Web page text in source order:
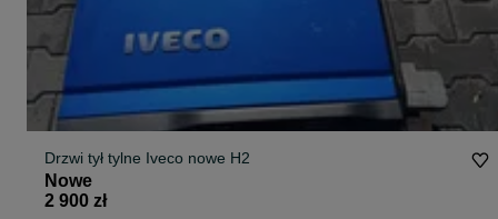
Drzwi tył tylne Iveco nowe H2
Nowe
2 900 zł